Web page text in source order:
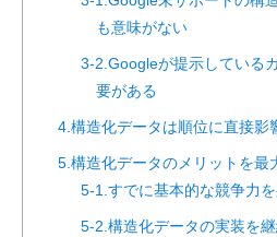
も意味がない
3-2.Googleが提示している
要がある
4.構造化データは順位に直接影
5.構造化データのメリットを最
5-1.すでに基本的な競争力
5-2.構造化データの実装を